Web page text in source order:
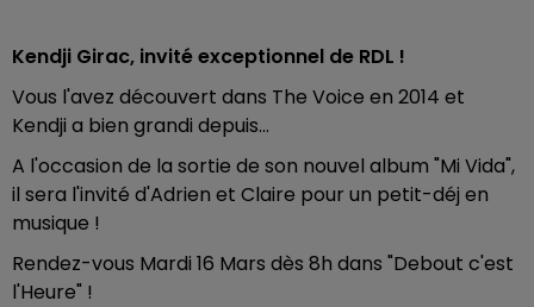
Kendji Girac, invité exceptionnel de RDL !
Vous l'avez découvert dans The Voice en 2014 et
Kendji a bien grandi depuis...
A l'occasion de la sortie de son nouvel album "Mi Vida",
il sera l'invité d'Adrien et Claire pour un petit-déj en
musique !
Rendez-vous Mardi 16 Mars dès 8h dans "Debout c'est
l'Heure" !